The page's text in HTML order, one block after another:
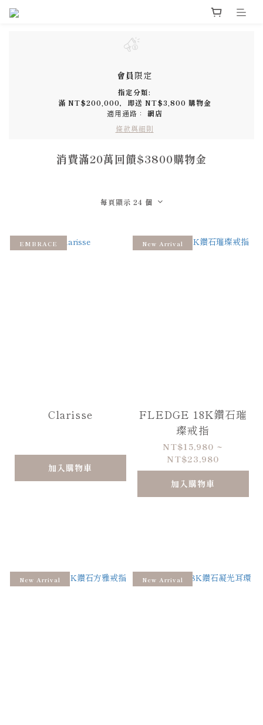
會員 限定
指定分類:
滿 NT$200,000，即送 NT$3,800 購物金
適用通路： 網店
條款與細則
消費滿20萬回饋$3800購物金
每頁顯示 24 個
EMBRACE
Clarisse
加入購物車
New Arrival
FLEDGE 18K鑽石璀
璨戒指
NT$15,980 ~
NT$23,980
加入購物車
New Arrival New Arrival